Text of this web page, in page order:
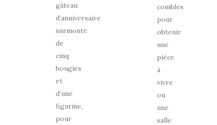
gâteau
d’anniversaire
surmonté
de
cinq
bougies
et
d’une
figurine,
pour
combles
pour
obtenir
une
pièce
à
vivre
ou
une
salle